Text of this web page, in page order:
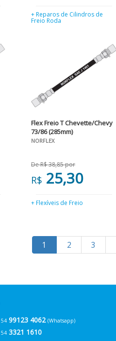
+ Reparos de Cilindros de
Freio Roda
Flex Freio T Chevette/Chevy
73/86 (285mm)
NORFLEX
De R$ 38,85 por
R$ 25,30
+ Flexíveis de Freio
1 2 3
54 99123 4062 (Whatsapp)
54 3321 1610